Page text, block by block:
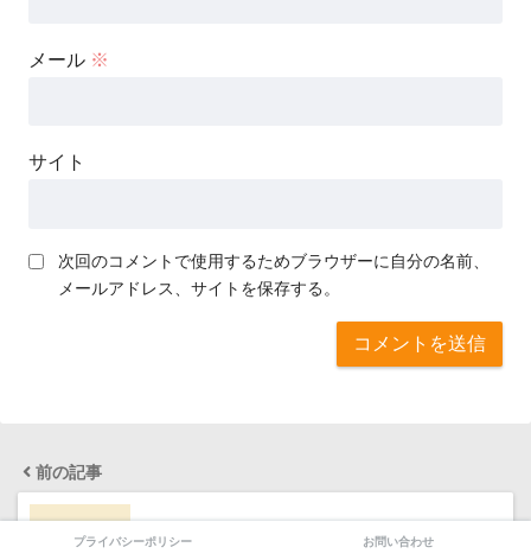
メール ※
サイト
次回のコメントで使用するためブラウザーに自分の名前、
メールアドレス、サイトを保存する。
前の記事
翔んで埼玉２は延期？中止？続編の公開予定は
プライバシーポリシー お問い合わせ